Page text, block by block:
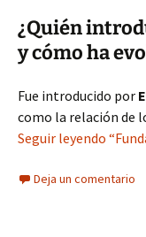
¿Quién
y cómo ha
Fue introducido por
como la relación de
Seguir leyendo
Deja un comentario